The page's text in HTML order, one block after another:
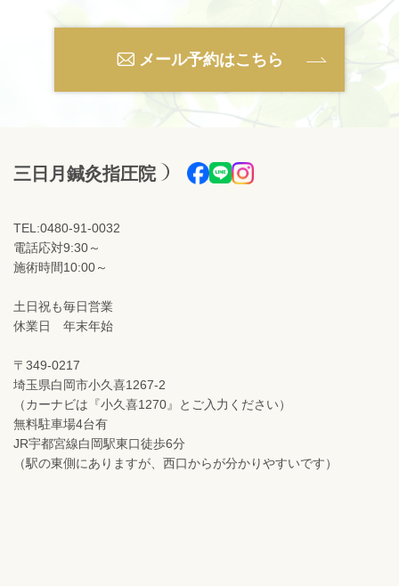
メール予約はこちら
三日月鍼灸指圧院
TEL:0480-91-0032
電話応対9:30～
施術時間10:00～
土日祝も毎日営業
休業日 年末年始
〒349-0217
埼玉県白岡市小久喜1267-2
（カーナビは『小久喜1270』とご入力ください）
無料駐車場4台有
JR宇都宮線白岡駅東口徒歩6分
（駅の東側にありますが、西口からが分かりやすいです）